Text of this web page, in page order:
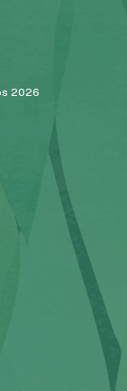
2026